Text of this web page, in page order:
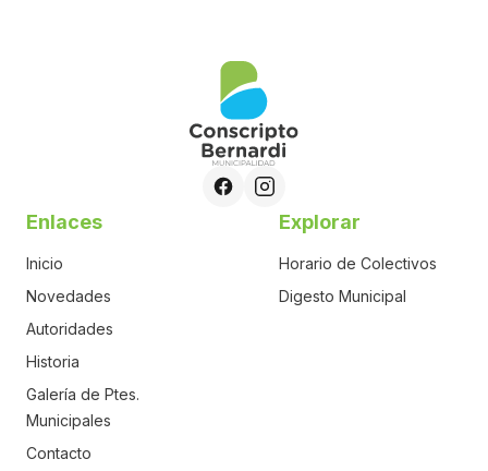
Enlaces
Inicio
Novedades
Autoridades
Historia
Galería de Ptes.
Municipales
Contacto
Explorar
Horario de Colectivos
Digesto Municipal